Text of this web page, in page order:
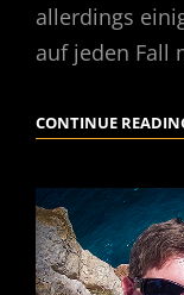
allerdings
auf jeden Fall
CONTINUE